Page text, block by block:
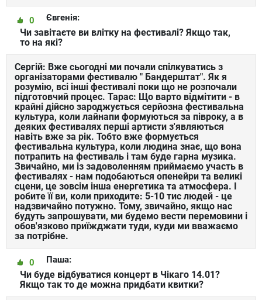
Євгенія:
0
Чи завітаєте ви влітку на фестивалі? Якщо так,
то на які?
Сергій: Вже сьогодні ми почали спілкуватись з
організаторами фестивалю " Бандерштат". Як я
розумію, всі інші фестивалі поки що не розпочали
підготовчий процес. Тарас: Що варто відмітити - в
крайні дійсно зароджується серйозна фестивальна
культура, коли лайнапи формуються за півроку, а в
деяких фестивалях перші артисти з'являються
навіть вже за рік. Тобто вже формується
фестивальна культура, коли людина знає, що вона
потрапить на фестиваль і там буде гарна музика.
Звичайно, ми із задоволенням приймаємо участь в
фестивалях - нам подобаються опенейри та великі
сцени, це зовсім інша енергетика та атмосфера. І
робите її ви, коли приходите: 5-10 тис людей - це
надзвичайно потужно. Тому, звичайно, якщо нас
будуть запрошувати, ми будемо вести перемовини і
обов'язково приїжджати туди, куди ми вважаємо
за потрібне.
Паша:
0
Чи буде відбуватися концерт в Чікаго 14.01?
Якщо так то де можна придбати квитки?